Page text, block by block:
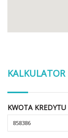
KALKULATOR
KWOTA KREDYTU